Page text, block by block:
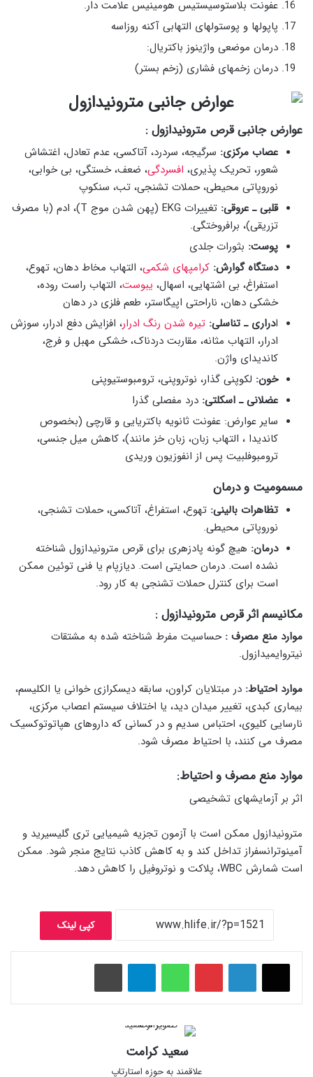
عفونت بلاستوسیستیس هومینیس علامت دار.
پاپولها و پوستولهای التهابی آکنه روزاسه
درمان موضعی واژینوز باکتریال:
درمان زخمهای فشاری (زخم بستر)
عوارض جانبی قرص مترونیدازول:
عصاب مرکزی: سرگیجه، سردرد، آتاکسی، عدم تعادل، اغتشاش
شعور، تحریک پذیری، افسردگی، ضعف، خستگی، بی خوابی،
نوروپاتی محیطی، حملات تشنجی، تب، سنکوپ
قلبی ـ عروقی:
تغییرات EKG (پهن شدن موج T)، ادم (با مصرف
تزریقی)، برافروختگی.
پوست: بثورات جلدی
دستگاه گوارش: کرامپهای شکمی، التهاب مخاط دهان، تهوع،
استفراغ، بی اشتهایی، اسهال، یبوست، التهاب راست روده،
خشکی دهان، ناراحتی اپیگاستر، طعم فلزی در دهان
ادراری ـ تناسلی: تیره شدن رنگ ادرار، افزایش دفع ادرار، سوزش
ادرار، التهاب مثانه، مقاربت دردناک، خشکی مهبل و فرج،
کاندیدای واژن.
خون: لکوپنی گذار، نوتروپنی، ترومبوستیوپنی
عضلانی ـ اسکلتی: درد مفصلی گذرا
سایر عوارض: عفونت ثانویه باکتریایی و قارچی (بخصوص
کاندیدا ، التهاب زبان، زبان خز مانند)، کاهش میل جنسی،
ترومبوفلبیت پس از انفوزیون وریدی
مسمومیت و درمان
تظاهرات بالینی: تهوع، استفراغ، آتاکسی، حملات تشنجی،
نوروپاتی محیطی.
درمان: هیچ گونه پادزهری برای قرص مترونیدازول شناخته
نشده است. درمان حمایتی است. دیازپام یا فنی توئین ممکن
است برای کنترل حملات تشنجی به کار رود.
مکانیسم اثر قرص مترونیدازول:
موارد منع مصرف : حساسیت مفرط شناخته شده به مشتقات
نیتروایمیدازول.
موارد احتیاط: در مبتلایان کراون، سابقه دیسکرازی خوانی یا الکلیسم،
بیماری کبدی، تغییر میدان دید، یا اختلاف سیستم اعصاب مرکزی،
نارسایی کلیوی، احتباس سدیم و در کسانی که داروهای هپاتوتوکسیک
مصرف می‌ کنند، با احتیاط مصرف شود.
موارد منع مصرف و احتیاط:
اثر بر آزمایشهای تشخیصی
مترونیدازول ممکن است با آزمون تجزیه شیمیایی تری گلیسیرید و
آمینوترانسفراز تداخل کند و به کاهش کاذب نتایج منجر شود. ممکن
است شمارش WBC، پلاکت و نوتروفیل را کاهش دهد.
کپی لینک
پینتریست واتس آپ
سعید کرامت
علاقمند به حوزه استارتاپ